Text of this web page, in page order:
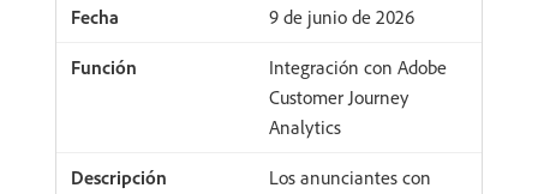
9 de junio de 2026
Integración con Adobe
Customer Journey
Analytics
Los anunciantes con